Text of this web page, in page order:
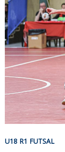
U18 R1 FUTSAL